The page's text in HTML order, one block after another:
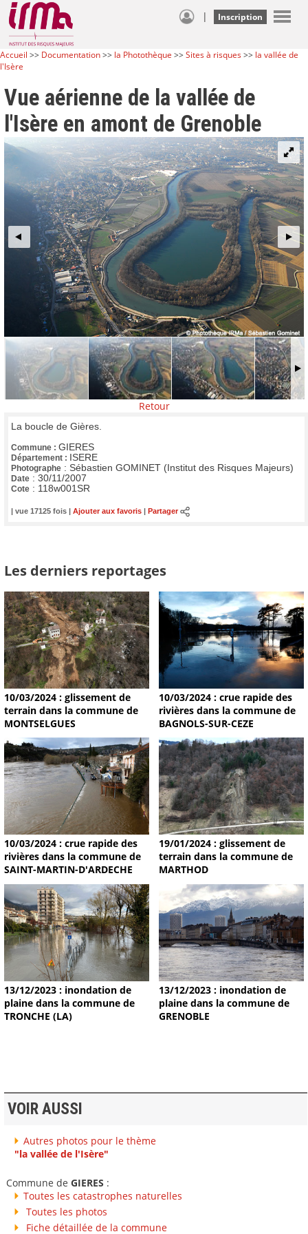
| Inscription
Accueil >> Documentation>> la Photothèque >>Sites à risques>> la vallée de
l'Isère
Vue aérienne de la vallée de
l'Isère en amont de Grenoble
Retour
La boucle de Gières.
Commune : GIERES
Département : ISERE
Photographe : Sébastien GOMINET (Institut des Risques Majeurs)
Date : 30/11/2007
Cote : 118w001SR
| vue 17125 fois | Ajouter aux favoris Partager
Les derniers reportages
10/03/2024 : glissement de
terrain dans la commune de
MONTSELGUES
10/03/2024 : crue rapide des
rivières dans la commune de
BAGNOLS-SUR-CEZE
10/03/2024 : crue rapide des
rivières dans la commune de
SAINT-MARTIN-D'ARDECHE
19/01/2024 : glissement de
terrain dans la commune de
MARTHOD
13/12/2023 : inondation de
plaine dans la commune de
TRONCHE (LA)
13/12/2023 : inondation de
plaine dans la commune de
GRENOBLE
VOIR AUSSI
Autres photos pour le thème
"la vallée de l'Isère"
Commune de GIERES :
Toutes les catastrophes naturelles
Toutes les photos
Fiche détaillée de la commune